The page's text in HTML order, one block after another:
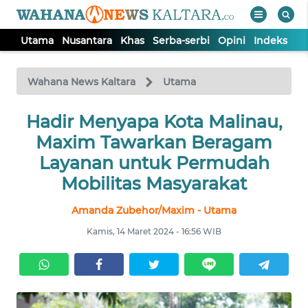
Utama Nusantara Khas Serba-serbi Opini Indeks
Wahana News Kaltara Utama
Hadir Menyapa Kota Malinau,
Maxim Tawarkan Beragam
Layanan untuk Permudah
Mobilitas Masyarakat
Amanda Zubehor/Maxim - Utama
Kamis, 14 Maret 2024 - 16:56 WIB
TV
Tutup
UTAMA
NUSANTARA
SERBI
OPINI